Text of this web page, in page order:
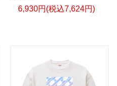
6,930円(税込7,624円)